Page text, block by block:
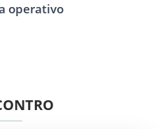
operativo